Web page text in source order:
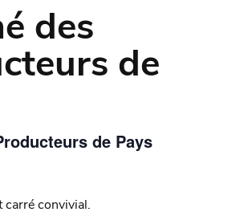
des
de
de Pays
carré convivial.